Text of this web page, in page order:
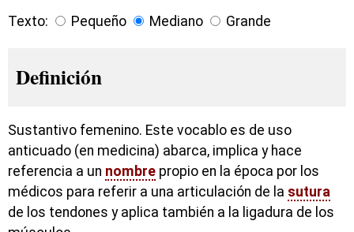
Texto: Pequeño Mediano Grande
Definición
Sustantivo femenino. Este vocablo es de uso
anticuado (en medicina) abarca, implica y hace
referencia a un nombre propio en la época por los
médicos para referir a una articulación de la sutura
de los tendones y aplica también a la ligadura de los